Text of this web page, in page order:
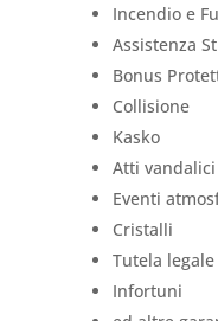
Incendio e
Assistenza
Bonus
Collisione
Kasko
Atti vandalici
Eventi
Cristalli
Tutela legale
Infortuni